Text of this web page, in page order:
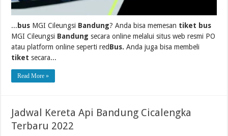
... bus MGI Cileungsi Bandung? Anda bisa memesan tiket bus
MGI Cileungsi Bandung secara online melalui situs web resmi PO
atau platform online seperti redBus. Anda juga bisa membeli
tiket secara...
Read More »
Jadwal Kereta Api Bandung Cicalengka
Terbaru 2022